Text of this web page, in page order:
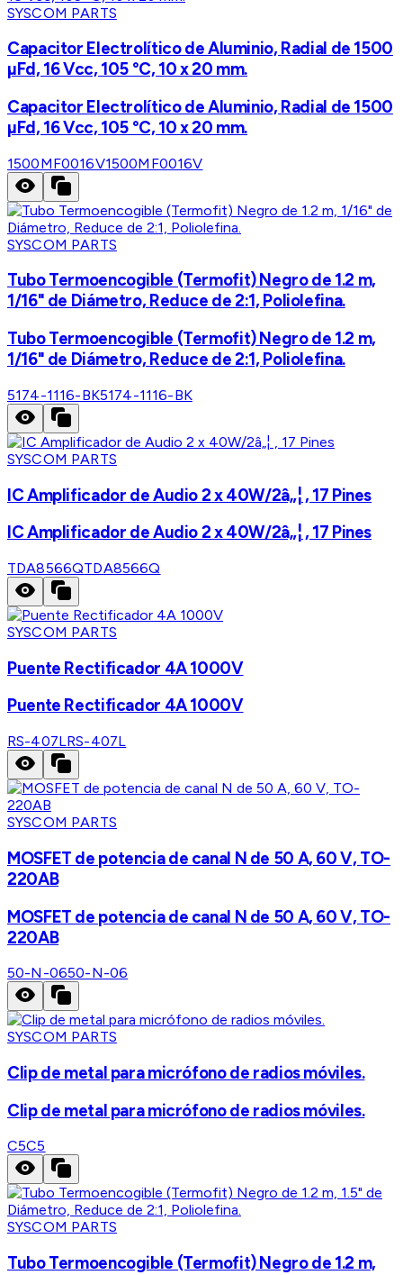
SYSCOM PARTS
Capacitor Electrolítico de Aluminio, Radial de 1500
µFd, 16 Vcc, 105 °C, 10 x 20 mm.
Capacitor Electrolítico de Aluminio, Radial de 1500
µFd, 16 Vcc, 105 °C, 10 x 20 mm.
1500MF0016V1500MF0016V
SYSCOM PARTS
Tubo Termoencogible (Termofit) Negro de 1.2 m,
1/16" de Diámetro, Reduce de 2:1, Poliolefina.
Tubo Termoencogible (Termofit) Negro de 1.2 m,
1/16" de Diámetro, Reduce de 2:1, Poliolefina.
5174-1116-BK5174-1116-BK
SYSCOM PARTS
IC Amplificador de Audio 2 x 40W/2â„¦ , 17 Pines
IC Amplificador de Audio 2 x 40W/2â„¦ , 17 Pines
TDA8566QTDA8566Q
SYSCOM PARTS
Puente Rectificador 4A 1000V
Puente Rectificador 4A 1000V
RS-407LRS-407L
SYSCOM PARTS
MOSFET de potencia de canal N de 50 A, 60 V, TO-
220AB
MOSFET de potencia de canal N de 50 A, 60 V, TO-
220AB
50-N-0650-N-06
SYSCOM PARTS
Clip de metal para micrófono de radios móviles.
Clip de metal para micrófono de radios móviles.
C5C5
SYSCOM PARTS
Tubo Termoencogible (Termofit) Negro de 1.2 m,